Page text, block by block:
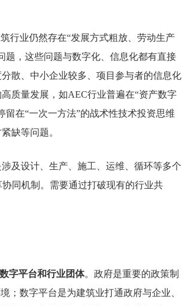
行业仍然存在“发展方式粗放、劳动生产
题，这些问题与数字化、信息化都有直接
散、中小企业较多、项目参与者的信息化
质量发展，如AEC行业普遍在“资产数字
在“一次一方法”的战术性技术投资思维
缺等问题。
及设计、生产、施工、运维、循环等多个
同机制。需要通过打破现有的行业共
字平台和行业团体。政府是重要的政策制
；数字平台是为建筑业打通政府与企业、